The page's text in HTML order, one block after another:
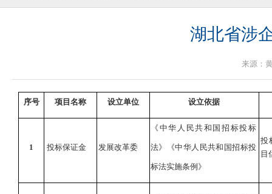
湖北省涉
来源：
序号 项目名称 设立单位 设立依据
1 投标保证金 发展改革委
《中华人民共和国招标投标
法》《中华人民共和国招标投
标法实施条例》
投
目